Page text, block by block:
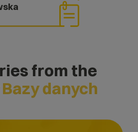
from the
Bazy danych